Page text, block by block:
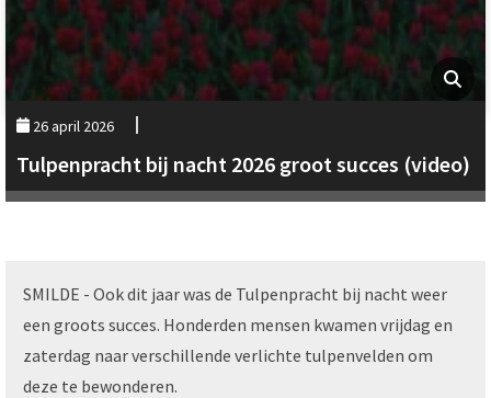
26 april 2026
Tulpenpracht bij nacht 2026 groot succes (video)
SMILDE - Ook dit jaar was de Tulpenpracht bij nacht weer
een groots succes. Honderden mensen kwamen vrijdag en
zaterdag naar verschillende verlichte tulpenvelden om
deze te bewonderen.